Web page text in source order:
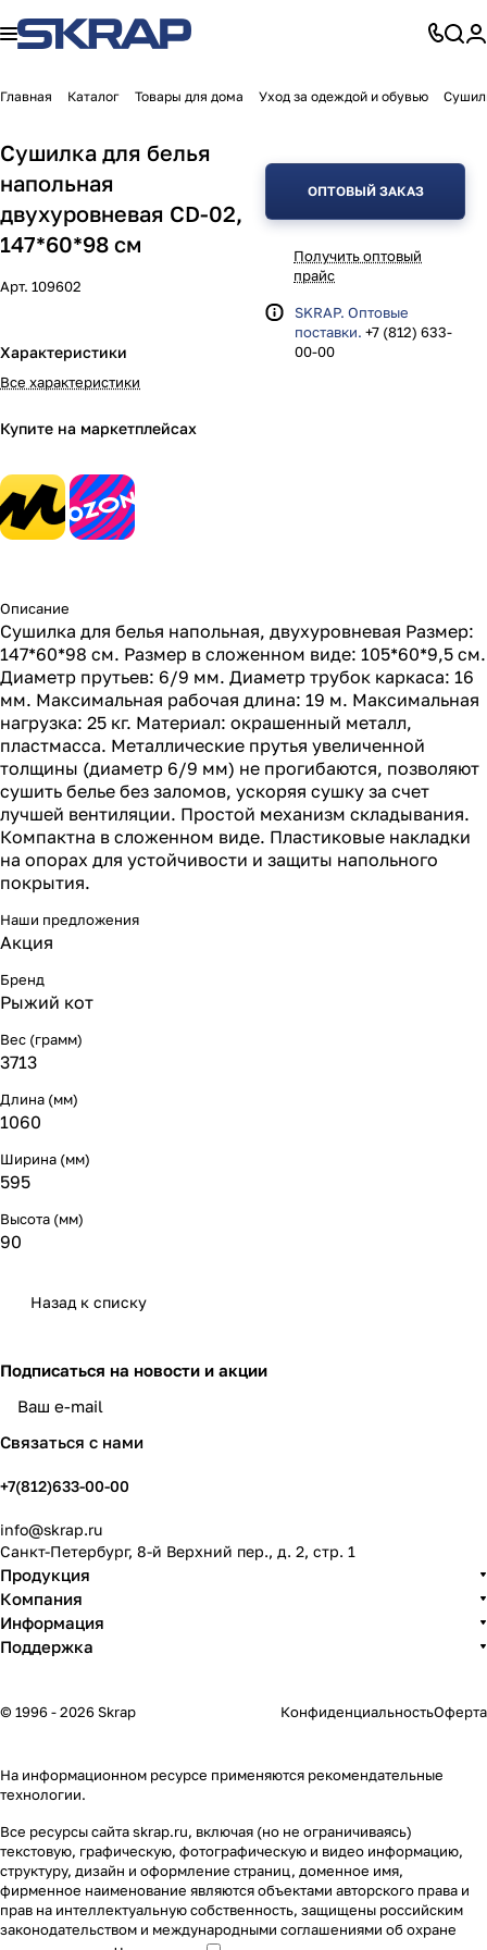
Главная Каталог Товары для дома Уход за одеждой и обувью
Сушилка для белья
напольная
двухуровневая CD-02,
147*60*98 см
Арт. 109602
Характеристики
Все характеристики
Купите на маркетплейсах
ОПТОВЫЙ ЗАКАЗ
Получить оптовый
прайс
SKRAP. Оптовые
поставки. +7 (812) 633-
00-00
Описание
Сушилка для белья напольная, двухуровневая Размер:
147*60*98 см. Размер в сложенном виде: 105*60*9,5 см.
Диаметр прутьев: 6/9 мм. Диаметр трубок каркаса: 16
мм. Максимальная рабочая длина: 19 м. Максимальная
нагрузка: 25 кг. Материал: окрашенный металл,
пластмасса. Металлические прутья увеличенной
толщины (диаметр 6/9 мм) не прогибаются, позволяют
сушить белье без заломов, ускоряя сушку за счет
лучшей вентиляции. Простой механизм складывания.
Компактна в сложенном виде. Пластиковые накладки
на опорах для устойчивости и защиты напольного
покрытия.
Наши предложения
Акция
Бренд
Рыжий кот
Вес (грамм)
3713
Длина (мм)
1060
Ширина (мм)
595
Высота (мм)
90
Назад к списку
Подписаться на новости и акции
Связаться с нами
+7(812)633-00-00
info@skrap.ru
Санкт-Петербург, 8-й Верхний пер., д. 2, стр. 1
Продукция
Компания
Информация
Поддержка
© 1996 - 2026 Skrap КонфиденциальностьОферта
На информационном ресурсе применяются рекомендательные
технологии.
Все ресурсы сайта skrap.ru, включая (но не ограничиваясь)
текстовую, графическую, фотографическую и видео информацию,
структуру, дизайн и оформление страниц, доменное имя,
фирменное наименование являются объектами авторского права и
прав на интеллектуальную собственность, защищены российским
законодательством и международными соглашениями об охране